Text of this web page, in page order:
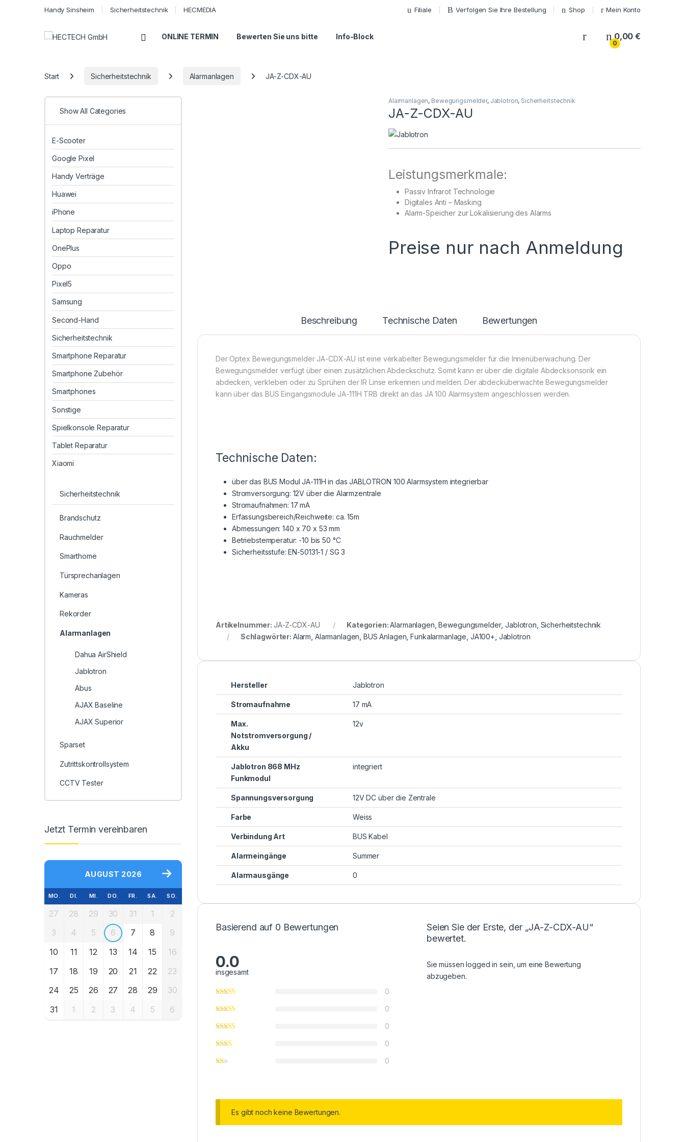
Handy Sinsheim Sicherheitstechnik HECMEDIA Filiale Verfolgen Sie Ihre Bestellung Shop Mein Konto
Open ONLINE TERMIN Bewerten Sie uns bitte Info-Block My Account
0
0,00€
Start Sicherheitstechnik Alarmanlagen JA-Z-CDX-AU
Alarmanlagen, Bewegungsmelder, Jablotron, Sicherheitstechnik
JA-Z-CDX-AU
Leistungsmerkmale:
Passiv Infrarot Technologie
Digitales Anti – Masking
Alarm-Speicher zur Lokalisierung des Alarms
Preise nur nach Anmeldung
Beschreibung Technische Daten Bewertungen
Der Optex Bewegungsmelder JA-CDX-AU ist eine verkabelter Bewegungsmelder für die Innenüberwachung. Der
Bewegungsmelder verfügt über einen zusätzlichen Abdeckschutz. Somit kann er über die digitale Abdecksonsorik ein
abdecken, verkleben oder zu Sprühen der IR Linse erkennen und melden. Der abdecküberwachte Bewegungsmelder
kann über das BUS Eingangsmodule JA-111H TRB direkt an das JA 100 Alarmsystem angeschlossen werden.
Technische Daten:
über das BUS Modul JA-111H in das JABLOTRON 100 Alarmsystem integrierbar
Stromversorgung: 12V über die Alarmzentrale
Stromaufnahmen: 17 mA
Erfassungsbereich/Reichweite: ca. 15m
Abmessungen: 140 x 70 x 53 mm
Betriebstemperatur: -10 bis 50 °C
Sicherheitsstufe: EN-50131-1 / SG 3
Artikelnummer: JA-Z-CDX-AU Kategorien:Alarmanlagen ,Bewegungsmelder,Jablotron Sicherheitstechnik
Schlagwörter: Alarm Alarmanlagen BUS Anlagen ,Funkalarmanlage JA100+ Jablotron
Hersteller Jablotron
Stromaufnahme 17 mA
Max.
Notstromversorgung /
Akku
12v
Jablotron 868 MHz
Funkmodul
integriert
Spannungsversorgung 12V DC über die Zentrale
Farbe Weiss
Verbindung Art BUS Kabel
Alarmeingänge Summer
Alarmausgänge 0
Basierend auf 0 Bewertungen
0.0
insgesamt
0
0
0
0
0
Seien Sie der Erste, der „JA-Z-CDX-AU“
bewertet.
Sie müssenlogged in sein, um eine Bewertung
abzugeben.
Es gibt noch keine Bewertungen.
Show All Categories
E-Scooter
Google Pixel
Handy Verträge
Huawei
iPhone
Laptop Reparatur
OnePlus
Oppo
Pixel5
Samsung
Second-Hand
Sicherheitstechnik
Smartphone Reparatur
Smartphone Zubehör
Smartphones
Sonstige
Spielkonsole Reparatur
Tablet Reparatur
Xiaomi
Sicherheitstechnik
Brandschutz
Rauchmelder
Smarthome
Türsprechanlagen
Kameras
Rekorder
Alarmanlagen
Dahua AirShield
Jablotron
Abus
AJAX Baseline
AJAX Superior
Sparset
Zutrittskontrollsystem
CCTV Tester
Jetzt Termin vereinbaren
AUGUST 2026
MO. DI. MI. DO. FR. SA. SO.
27 28 29 30 31 1
2
3
4 5 6 7 8
9
10
11 12 13 14 15
16
17
18 19 20 21 22
23
24
25 26 27 28 29
30
31
1 2 3 4 5 6